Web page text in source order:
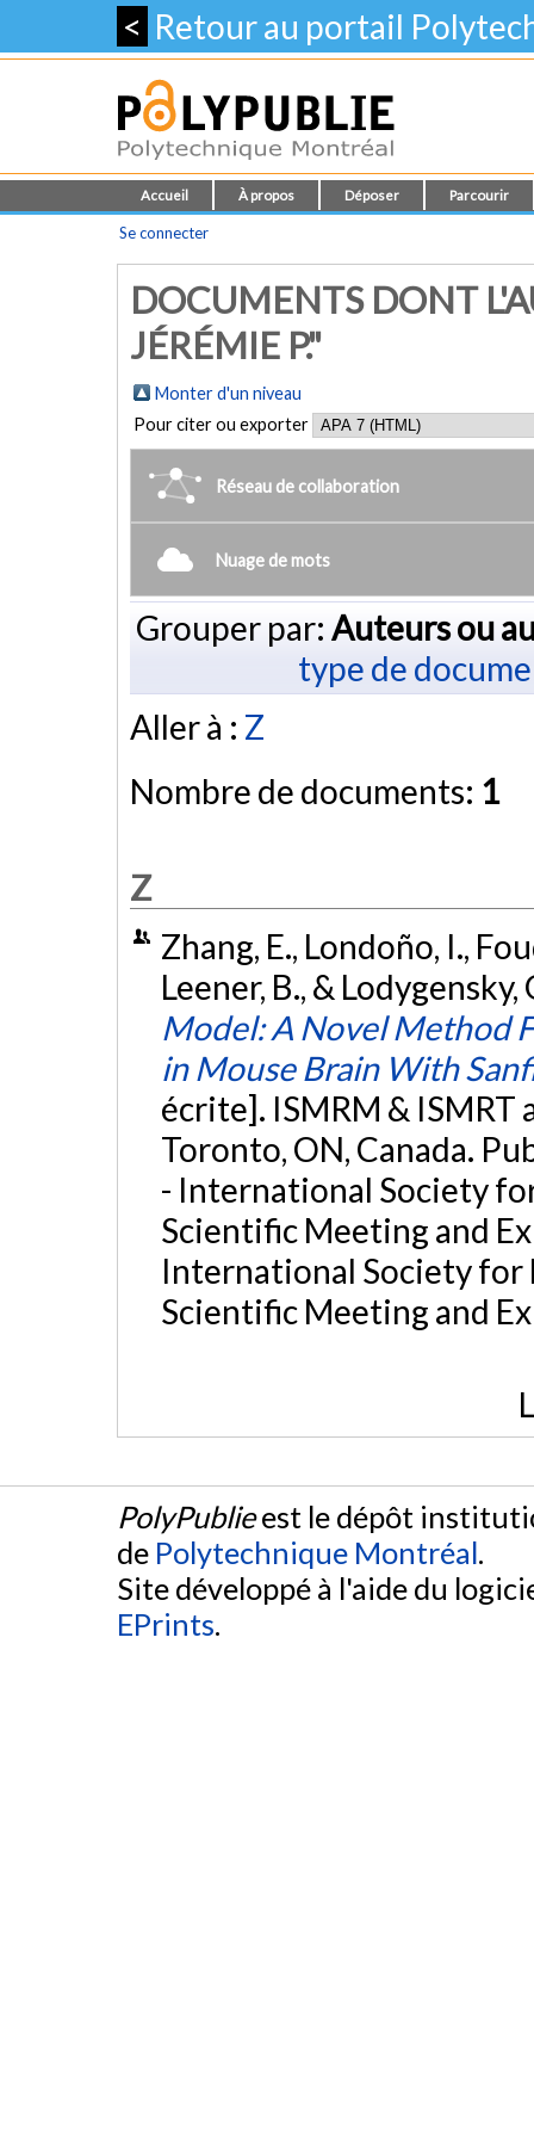
< Retour au portail
Accueil À propos Déposer Parcourir
Se connecter
DOCUMENTS DONT
JÉRÉMIE P."
Monter d'un niveau
Pour citer ou exporter
Réseau de collaboration
Nuage de mots
Grouper par: Auteurs ou
type de
Aller à : Z
Nombre de documents: 1
Z
Zhang, E., Londoño, I.,
Leener, B., &
Model: A Novel Method
in Mouse Brain With
écrite]. ISMRM &
Toronto, ON, Canada.
- International Society
Scientific Meeting and
International Society for
Scientific Meeting and
PolyPublieest le dépôt
de Polytechnique Montréal.
Site développé à l'aide du
EPrints.